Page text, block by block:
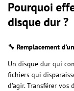
Pourquoi
disque dur ?
🔧 Remplacement
Un disque dur qui
fichiers qui
d’agir. Transférer